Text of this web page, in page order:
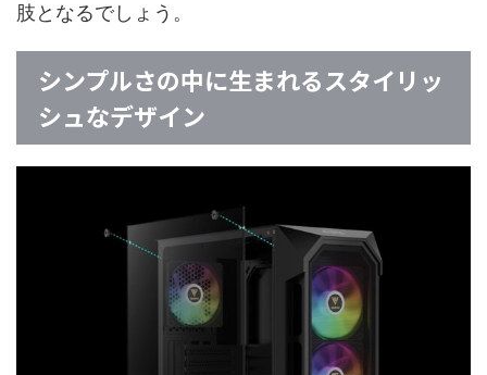
肢となるでしょう。
シンプルさの中に生まれるスタイリッ
シュなデザイン